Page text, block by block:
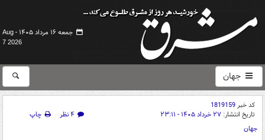
جمعه ۱۶ مرداد ۱۴۰۵ -
Aug
7 2026
جهان
کد خبر1819159
تاریخ انتشار: ۲۷ خرداد ۱۴۰۵ - ۲۳:۱۱ ۴ نظر
چاپ
جهان